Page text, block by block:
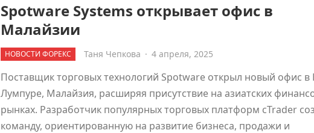
Spotware Systems открывает офис в
Малайзии
НОВОСТИ ФОРЕКС Таня Чепкова · 4 апреля, 2025
Поставщик торговых технологий Spotware открыл новый офис в
Лумпуре, Малайзия, расширяя присутствие на азиатских
рынках. Разработчик популярных торговых платформ cTrader
команду, ориентированную на развитие бизнеса, продажи и